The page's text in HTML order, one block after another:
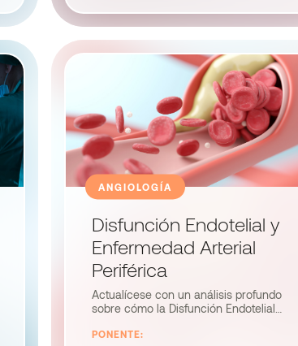
ANGIOLOGÍA
Disfunción Endotelial y
Enfermedad Arterial
Periférica
Actualícese con un análisis profundo
sobre cómo la Disfunción Endotelial
Conozca estrategias diagnósticas y
PONENTE: